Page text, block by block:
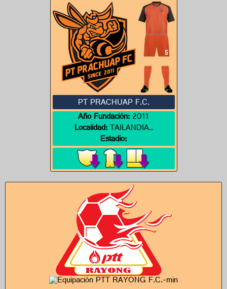
PT PRACHUAP F.C.
Año Fundación:2011
Localidad:TAILANDIA..
Estadio: